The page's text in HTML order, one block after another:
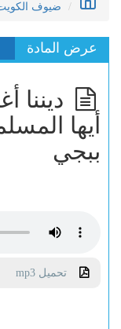
ضيوف
عرض المادة
ديننا
أيها
ببجي
تحميل mp3